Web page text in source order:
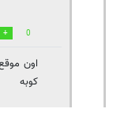
0
اون
کوبه